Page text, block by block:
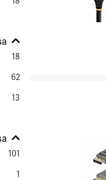
18
62
13
101
1